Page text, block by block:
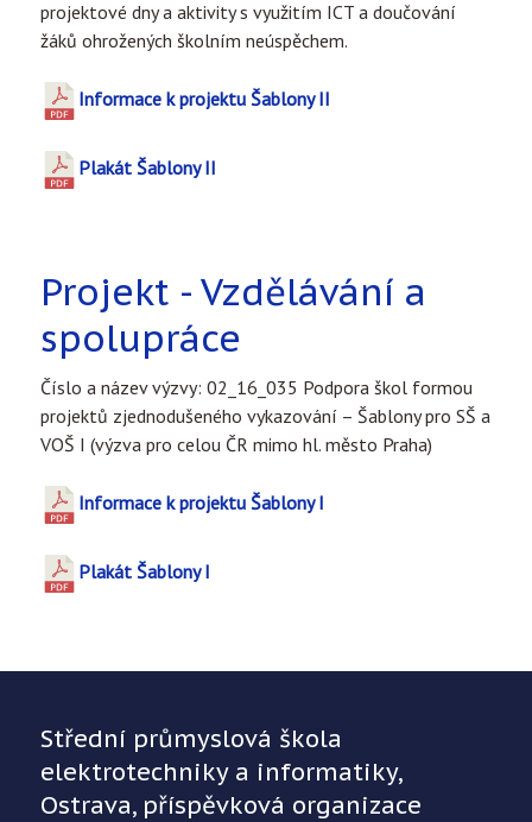
projektové dny a aktivity s využitím ICT a doučování
žáků ohrožených školním neúspěchem.
Informace k projektu Šablony II
Plakát Šablony II
Projekt - Vzdělávání a
spolupráce
Číslo a název výzvy: 02_16_035 Podpora škol formou
projektů zjednodušeného vykazování – Šablony pro SŠ a
VOŠ I (výzva pro celou ČR mimo hl. město Praha)
Informace k projektu Šablony I
Plakát Šablony I
Střední průmyslová škola
elektrotechniky a informatiky,
Ostrava, příspěvková organizace